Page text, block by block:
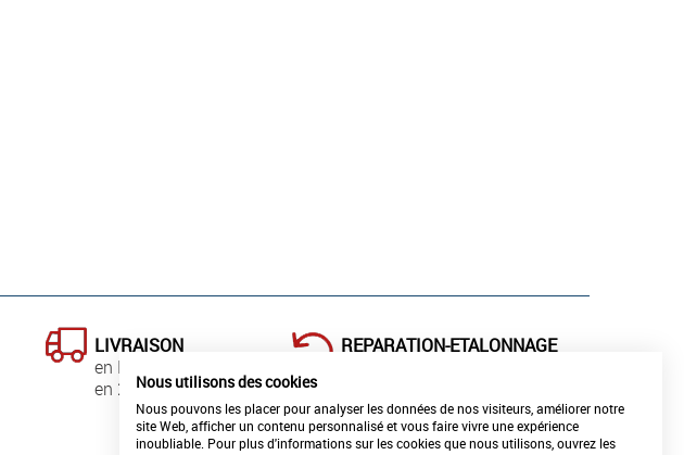
LIVRAISON
en France
en 24h00
REPARATION-ETALONNAGE
Nous utilisons des cookies
Nous pouvons les placer pour analyser les données de nos visiteurs, améliorer notre
site Web, afficher un contenu personnalisé et vous faire vivre une expérience
inoubliable. Pour plus d'informations sur les cookies que nous utilisons, ouvrez les